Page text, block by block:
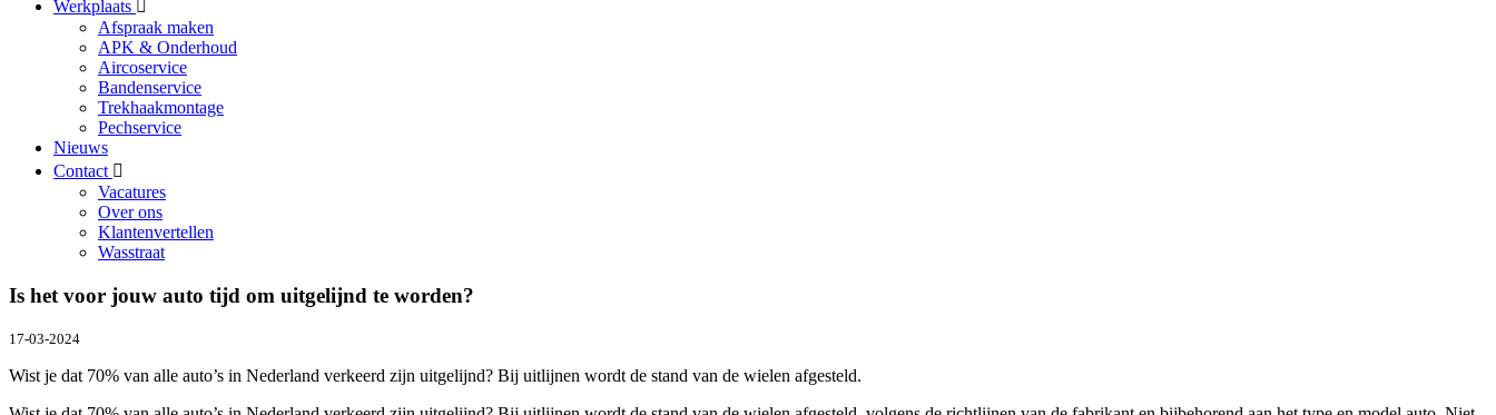
Werkplaats
Afspraak maken
APK & Onderhoud
Aircoservice
Bandenservice
Trekhaakmontage
Pechservice
Nieuws
Contact
Vacatures
Over ons
Klantenvertellen
Wasstraat
Is het voor jouw auto tijd om uitgelijnd te worden?
17-03-2024
Wist je dat 70% van alle auto’s in Nederland verkeerd zijn uitgelijnd? Bij uitlijnen wordt de stand van de wielen afgesteld.